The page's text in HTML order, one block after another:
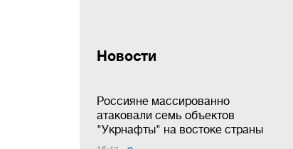
Новости
Россияне массированно
атаковали семь объектов
"Укрнафты" на востоке страны